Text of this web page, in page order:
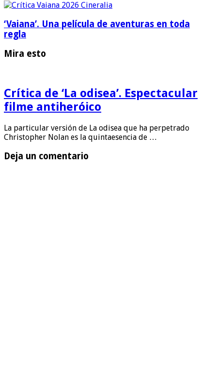
‘Vaiana’. Una película de aventuras en toda
regla
Mira esto
Crítica de ‘La odisea’. Espectacular
filme antiheróico
La particular versión de La odisea que ha perpetrado
Christopher Nolan es la quintaesencia de …
Deja un comentario